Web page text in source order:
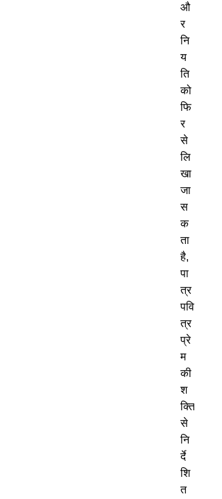
औ
र
नि
य
ति
को
फि
र
से
लि
खा
जा
स
क
ता
है,
पा
त्र
पवि
त्र
प्रे
म
की
श
क्ति
से
नि
र्दे
शि
त